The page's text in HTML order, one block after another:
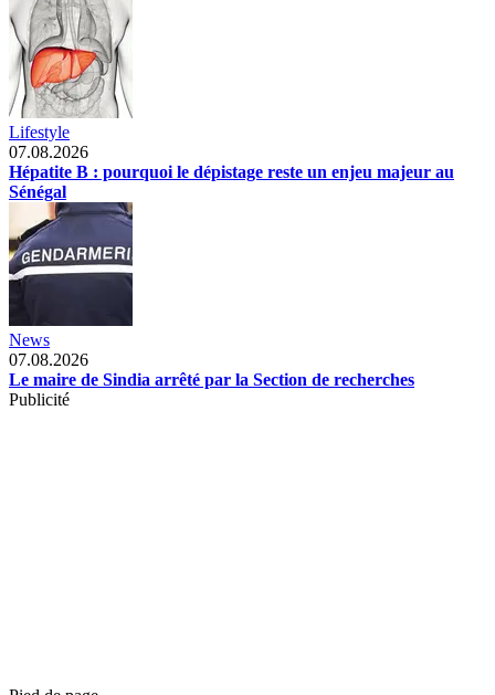
Lifestyle
07.08.2026
Hépatite B : pourquoi le dépistage reste un enjeu majeur au
Sénégal
News
07.08.2026
Le maire de Sindia arrêté par la Section de recherches
Publicité